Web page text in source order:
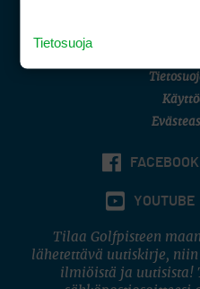
(digi)
FACEBOOK
YOUTUBE
Tilaa Golfpisteen
lähetettävä uutiskirje,
ilmiöistä ja uutisista!
Tietosuoja